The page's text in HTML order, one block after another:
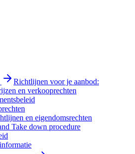
Richtlijnen voor je aanbod:
en verkooprechten
en eigendomsrechten
Take down procedure